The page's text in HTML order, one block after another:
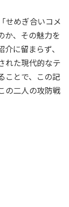
せめぎ合いコメ
か、その魅力を
に留まらず、
れた現代的なテ
ことで、この記
の二人の攻防戦